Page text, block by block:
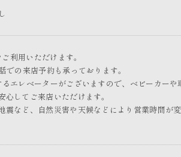
利用いただけます。
での来店予約も承っております。
るエレベーターがございますので、ベビーカーや
心してご来店いただけます。
震など、自然災害や天候などにより営業時間が